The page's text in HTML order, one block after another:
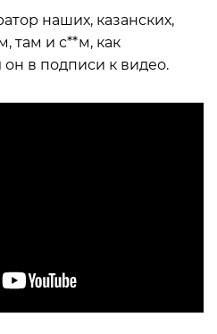
наших, казанских,
там и с**м, как
он в подписи к видео.